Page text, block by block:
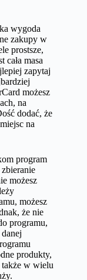
wygoda
zakupy w
prostsze,
masa
zapytaj
możesz
na
dodać, że
na
program
możesz
możesz
że nie
programu,
produkty,
w wielu